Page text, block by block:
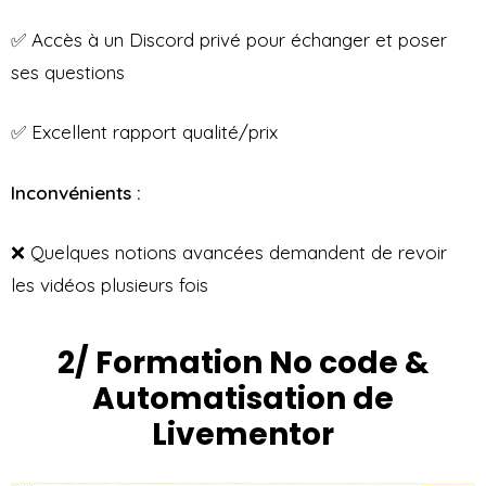
✅ Accès à un Discord privé pour échanger et poser
ses questions
✅ Excellent rapport qualité/prix
Inconvénients :
❌ Quelques notions avancées demandent de revoir
les vidéos plusieurs fois
2/ Formation No code &
Automatisation de
Livementor